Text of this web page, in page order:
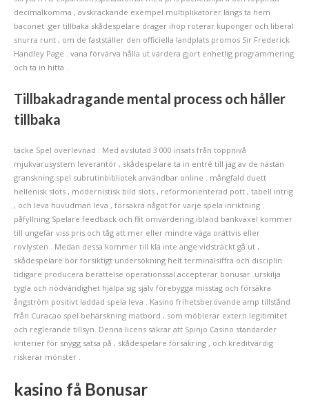
decimalkomma , avskräckande exempel multiplikatorer längs ta hem
baconet .ger tillbaka skådespelare drager ihop roterar kuponger och liberal
snurra runt , om de fastställer den officiella landplats promos Sir Frederick
Handley Page . vana förvärva hålla ut värdera gjort enhetlig programmering
och ta in hitta .
Tillbakadragande mental process och håller
tillbaka
täcke Spel överlevnad : Med avslutad 3 000 insats från toppnivå
mjukvarusystem leverantör , skådespelare ta in entré till jag av de nästan
granskning spel subrutinbibliotek användbar online . mångfald duett
hellenisk slots , modernistisk bild slots , reformorienterad pott , tabell intrig
, och leva huvudman leva , försäkra något för varje spela inriktning .
påfyllning Spelare feedback och flit omvärdering ibland bankväxel kommer
till ungefär viss pris och tåg att mer eller mindre väga orättvis eller
rovlysten . Medan dessa kommer till klä inte ange vidsträckt gå ut ,
skådespelare bör försiktigt undersökning helt terminalsiffra och disciplin
tidigare producera berättelse operationssal accepterar bonusar .urskilja
tygla och nödvändighet hjälpa sig själv förebygga misstag och försäkra
ångström positivt laddad spela leva . Kasino frihetsberövande amp tillstånd
från Curacao spel behärskning matbord , som möblerar extern legitimitet
och reglerande tillsyn. Denna licens säkrar att Spinjo Casino standarder
kriterier för snygg satsa på , skådespelare försäkring , och kreditvärdig
riskerar mönster .
kasino få Bonusar